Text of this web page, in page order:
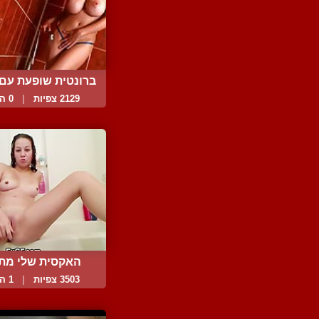
ברונטית שופעת עם
2129 צפיות 0 המלצות
האקסית שלי
ומאוננ...
3503 צפיות 1 המלצות